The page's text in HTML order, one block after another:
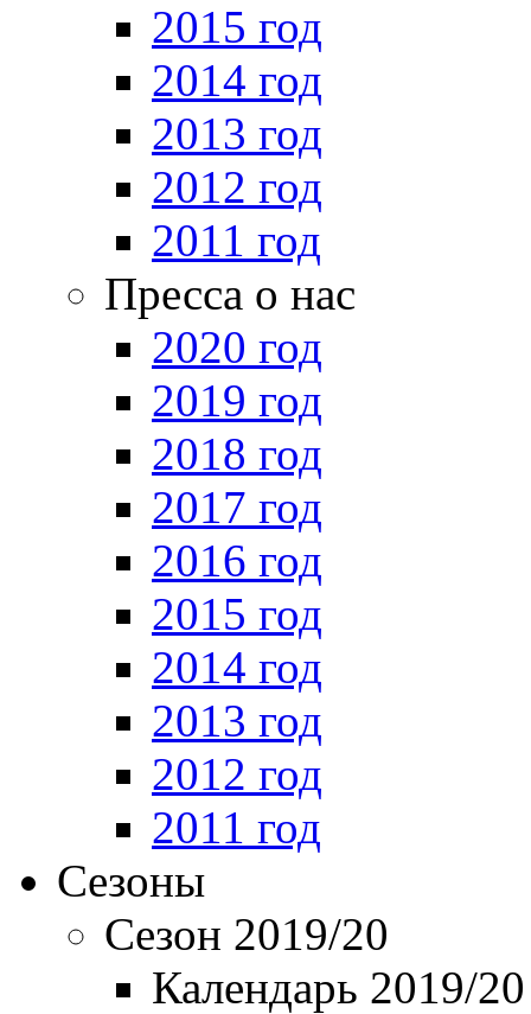
2015 год
2014 год
2013 год
2012 год
2011 год
Пресса о нас
2020 год
2019 год
2018 год
2017 год
2016 год
2015 год
2014 год
2013 год
2012 год
2011 год
Сезоны
Сезон 2019/20
Календарь 2019/20